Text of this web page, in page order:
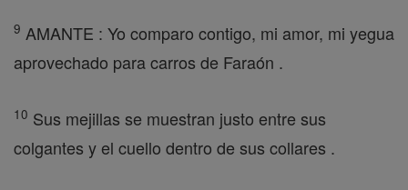
9 AMANTE : Yo comparo contigo, mi amor, mi yegua
aprovechado para carros de Faraón .
10 Sus mejillas se muestran justo entre sus
colgantes y el cuello dentro de sus collares .